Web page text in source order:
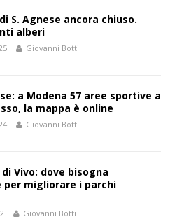
S. Agnese ancora chiuso.
alberi
Giovanni Botti
a Modena 57 aree sportive a
la mappa è online
Giovanni Botti
Vivo: dove bisogna
per migliorare i parchi
Giovanni Botti